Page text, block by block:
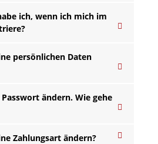
ich, wenn ich mich im
persönlichen Daten
ändern. Wie gehe
Zahlungsart ändern?